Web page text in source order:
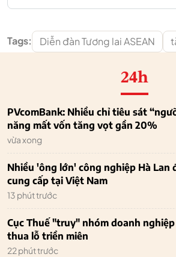
Tags: Diễn đàn Tương lai ASEAN
24h
PVcomBank: Nhiều chỉ tiêu sát
năng mất vốn tăng vọt gần 20%
vừa xong
Nhiều 'ông lớn' công nghiệp Hà Lan
cung cấp tại Việt Nam
13 phút trước
Cục Thuế "truy" nhóm doanh
thua lỗ triền miên
22 phút trước